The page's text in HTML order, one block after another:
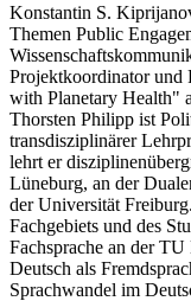
Konstantin S.
Themen Public
Projektkoordinator und
with Planetary Health"
Thorsten Philipp ist
transdisziplinärer
lehrt er
Lüneburg, an der
der Universität
Fachgebiets und des
Fachsprache an der
Deutsch als
Sprachwandel im